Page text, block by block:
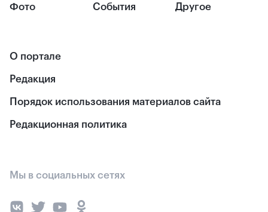
Фото События Другое
О портале
Редакция
Порядок использования материалов сайта
Редакционная политика
Мы в социальных сетях